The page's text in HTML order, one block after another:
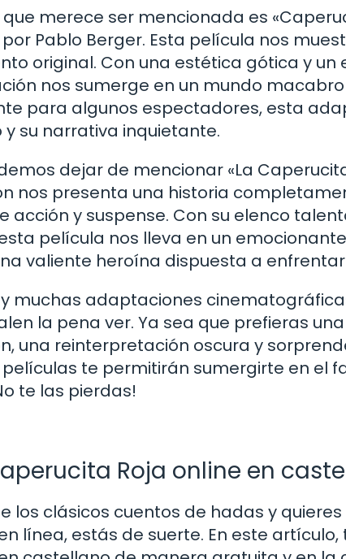
merece ser mencionada es
Pablo Berger. Esta película nos
original. Con una estética gótica y un
nos sumerge en un mundo
para algunos espectadores, esta
y su narrativa inquietante.
dejar de mencionar «La
nos presenta una historia
acción y suspense. Con su elenco
película nos lleva en un
valiente heroína dispuesta a
muchas adaptaciones
la pena ver. Ya sea que prefieras
una reinterpretación oscura y
te permitirán sumergirte en el
te las pierdas!
Roja online en
los clásicos cuentos de hadas y
línea, estás de suerte. En este